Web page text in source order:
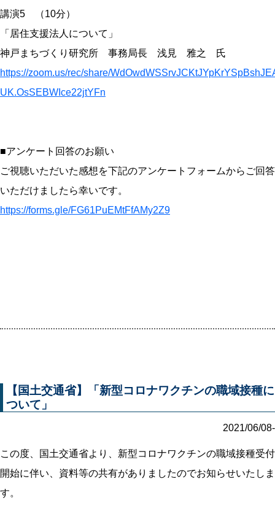
講演5 （10分）
「居住支援法人について」
神戸まちづくり研究所 事務局長 浅見 雅之 氏
https://zoom.us/rec/share/
UK.OsSEBWIce22jtYFn
■アンケート回答のお願い
ご視聴いただいた感想を下記のアンケートフォームからご回答
いただけましたら幸いです。
https://forms.gle/FG61PuEMtFfAMy2Z9
【国土交通省】「新型コロナワクチンの職域接種に
ついて」
2021/06/08-
この度、国土交通省より、新型コロナワクチンの職域接種受付
開始に伴い、資料等の共有がありましたのでお知らせいたしま
す。